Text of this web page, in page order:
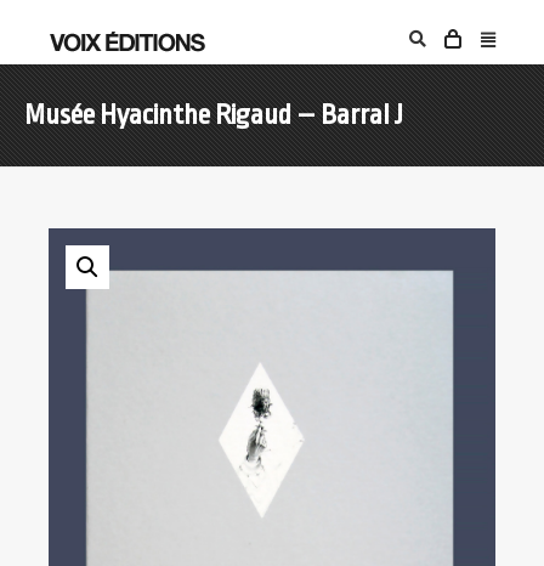
Musée Hyacinthe Rigaud – Barral J